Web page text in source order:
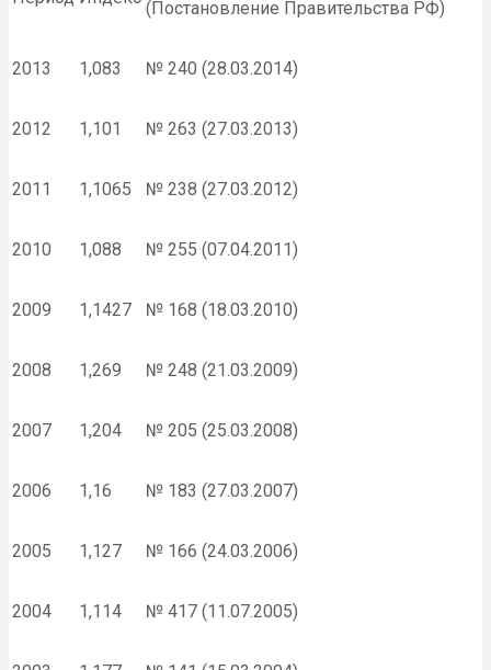
(Постановление Правительства РФ)
2013 1,083 № 240 (28.03.2014)
2012 1,101 № 263 (27.03.2013)
2011 1,1065 № 238 (27.03.2012)
2010 1,088 № 255 (07.04.2011)
2009 1,1427 № 168 (18.03.2010)
2008 1,269 № 248 (21.03.2009)
2007 1,204 № 205 (25.03.2008)
2006 1,16 № 183 (27.03.2007)
2005 1,127 № 166 (24.03.2006)
2004 1,114 № 417 (11.07.2005)